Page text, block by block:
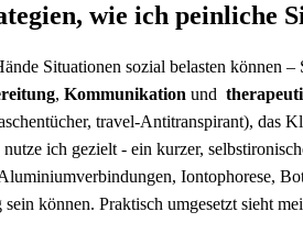
wie ich peinliche
Situationen sozial​ belasten können
, Kommunikation und ​
travel-Antitranspirant), das
nutze ich gezielt ⁤- ein kurzer,
Iontophorese,
können. Praktisch umgesetzt sieht